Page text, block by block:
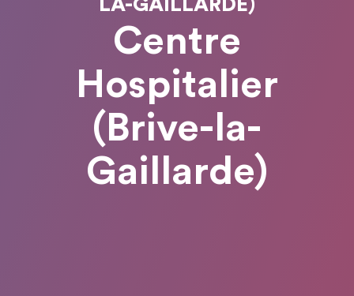
LA-GAILLARDE)
Centre
Hospitalier
(Brive-la-
Gaillarde)